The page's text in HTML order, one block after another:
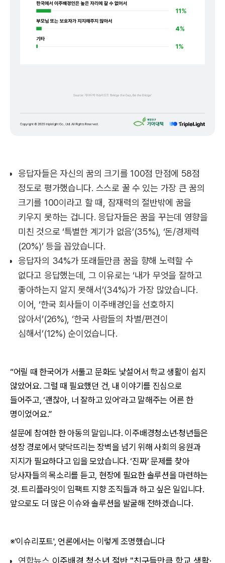
응답자들은 자신의 꿈의 크기를 100점 만점에 58점
정도로 평가했습니다. 스스로 꿀 수 있는 가장 큰 꿈의
크기를 100이라고 할 때, 잠재력의 절반밖에 꿈을
키우지 못하는 겁니다. 응답자들은 꿈을 꾸는데 영향을
미친 것으로 ‘특별한 계기가 없음’(35%), ‘돈/경제력
(20%)’ 등을 꼽았습니다.
응답자의 34%가 또래들만큼 꿈을 향해 노력할 수
없다고 응답했는데, 그 이유로는 ‘내가 무엇을 잘하고
좋아하는지 알지 못해서’(34%)가 가장 많았습니다.
이어, ‘한국 회사들이 이주배경인을 선호하지
않아서’(26%), ‘한국 사람들의 차별/편견이
심해서’(12%) 순이었습니다.
“어릴 때 한국어가 서툴고 문화도 낯설어서 학교 생활이 쉽지
않았어요. 그럴 때 필요했던 건, 내 이야기를 진심으로
들어주고, ‘괜찮아, 너 잘하고 있어’라고 말해주는 어른 한
명이었어요.”
설문에 참여한 한 아동의 말입니다. 이주배경청소년·청년들은
성장 경로에서 맞닥뜨리는 장벽을 넘기 위해 사회의 응원과
지지가 필요하다고 입을 모았습니다. ‘진짜’ 문제를 찾아
당사자들의 목소리를 듣고, 현장에 필요한 솔루션을 마련하는
것. 트리플라잇이 임팩트 지향 조직들과 하고 싶은 일입니다.
앞으로도 더 많은 이슈와 솔루션을 발굴해 전하겠습니다.
※'이슈리포트', 언론에서는 이렇게 조명했습니다